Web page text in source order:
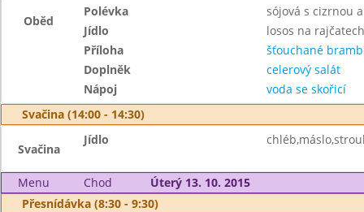
Oběd
Polévka
sójová s cizrnou
Jídlo
losos na rajčatech
Příloha
šťouchané
Doplněk
celerový salát
Nápoj
voda se skořicí
Svačina (14:00 - 14:30)
Svačina
Jídlo
Menu Chod
Úterý 13. 10. 2015
Přesnídávka (8:30 - 9:30)